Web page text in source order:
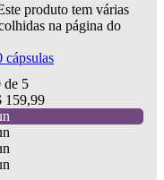
produto tem várias
na página do
de 5
159,99